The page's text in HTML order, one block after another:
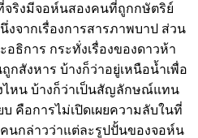
จริงมีจอห์นสองคนที่ถูกกษัตริย์
งจากเรื่องการสารภาพบาป ส่วน
อธิการ กระทั่งเรื่องของดาวห้า
กสังหาร บ้างก็ว่าอยู่เหนือน้ำเพื่อ
ไหน บ้างก็ว่าเป็นสัญลักษณ์แทน
คือการไม่เปิดเผยความลับในที่
นกล่าวว่าแต่ละรูปปั้นของจอห์น